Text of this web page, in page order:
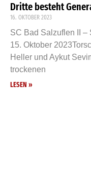
Dritte besteht
16. OKTOBER 2023
SC Bad Salzuflen II –
15. Oktober
Heller und Aykut
trockenen
LESEN »